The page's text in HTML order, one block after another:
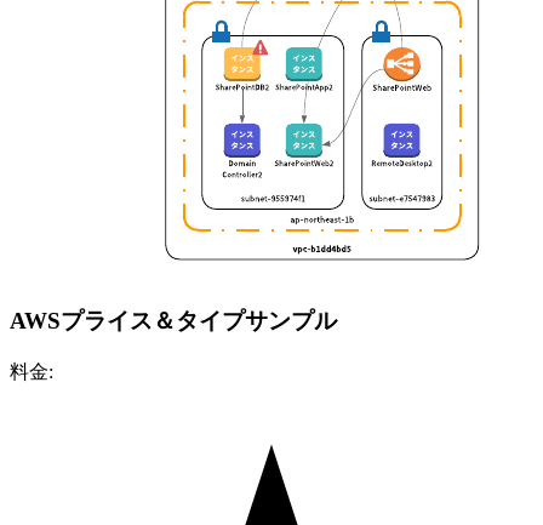
AWSプライス＆タイプサンプル
料金: